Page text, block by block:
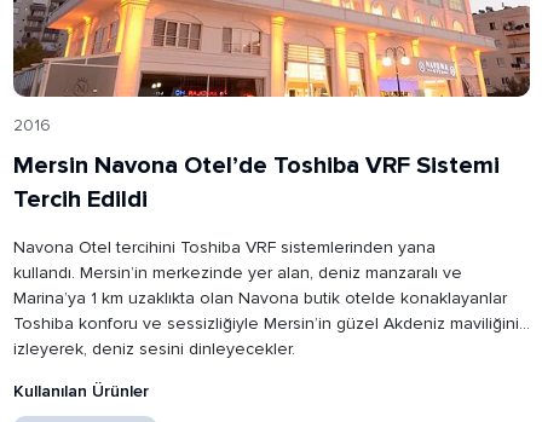
2016
Mersin Navona Otel’de Toshiba VRF Sistemi
Tercih Edildi
Navona Otel tercihini Toshiba VRF sistemlerinden yana
kullandı. Mersin’in merkezinde yer alan, deniz manzaralı ve
Marina’ya 1 km uzaklıkta olan Navona butik otelde konaklayanlar
Toshiba konforu ve sessizliğiyle Mersin’in güzel Akdeniz maviliğini
izleyerek, deniz sesini dinleyecekler.
Kullanılan Ürünler